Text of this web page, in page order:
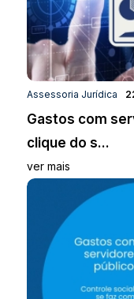
Assessoria Jurídica
Gastos com
clique do s...
ver mais